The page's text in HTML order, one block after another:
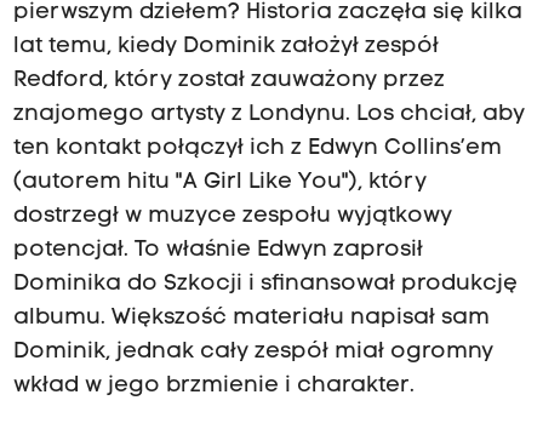
pierwszym dziełem? Historia zaczęła się kilka
lat temu, kiedy Dominik założył zespół
Redford, który został zauważony przez
znajomego artysty z Londynu. Los chciał, aby
ten kontakt połączył ich z Edwyn Collins’em
(autorem hitu "A Girl Like You"), który
dostrzegł w muzyce zespołu wyjątkowy
potencjał. To właśnie Edwyn zaprosił
Dominika do Szkocji i sfinansował produkcję
albumu. Większość materiału napisał sam
Dominik, jednak cały zespół miał ogromny
wkład w jego brzmienie i charakter.